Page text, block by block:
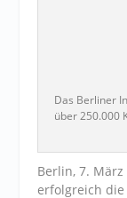
Das Berliner
über 250.000
Berlin, 7.
erfolgreich die